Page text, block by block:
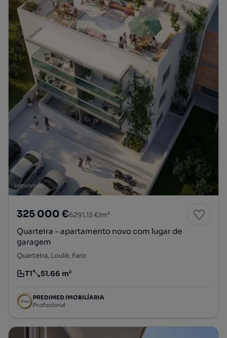
325 000 €6291,13 €/m²
Quarteira - apartamento novo com lugar de
garagem
Quarteira, Loulé, Faro
Tipologia
T1
Preço por metro quadrado
51.66 m²
PREDIMED IMOBILÍARIA
Profissional